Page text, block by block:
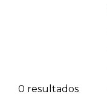
0 resultados